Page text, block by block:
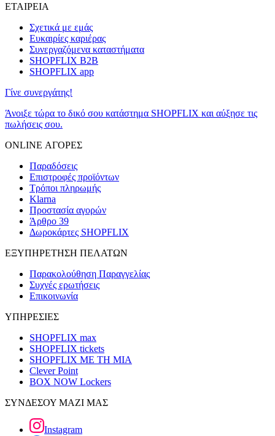
ΕΤΑΙΡΕΙΑ
Σχετικά με εμάς
Ευκαιρίες καριέρας
Συνεργαζόμενα καταστήματα
SHOPFLIX B2B
SHOPFLIX app
Γίνε συνεργάτης!
Άνοιξε τώρα το δικό σου κατάστημα SHOPFLIX και αύξησε τις
πωλήσεις σου.
ONLINE ΑΓΟΡΕΣ
Παραδόσεις
Επιστροφές προϊόντων
Τρόποι πληρωμής
Klarna
Προστασία αγορών
Άρθρο 39
Δωροκάρτες SHOPFLIX
ΕΞΥΠΗΡΕΤΗΣΗ ΠΕΛΑΤΩΝ
Παρακολούθηση Παραγγελίας
Συχνές ερωτήσεις
Επικοινωνία
ΥΠΗΡΕΣΙΕΣ
SHOPFLIX max
SHOPFLIX tickets
SHOPFLIX ΜΕ ΤΗ ΜΙΑ
Clever Point
BOX NOW Lockers
ΣΥΝΔΕΣΟΥ ΜΑΖΙ ΜΑΣ
Instagram